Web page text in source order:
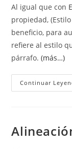
entrada:
Al igual que con
propiedad,
beneficio, para
refiere al estilo
párrafo.(más…)
Continuar